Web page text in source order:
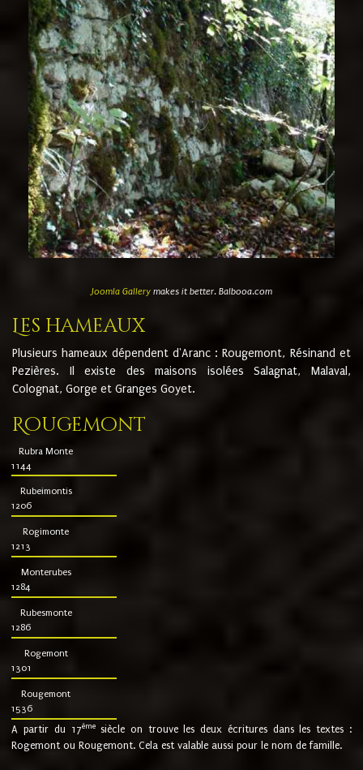
Joomla Gallerymakes it better. Balbooa.com
Les hameaux
Plusieurs hameaux dépendent d'Aranc : Rougemont, Résinand et
Pezières. Il existe des maisons isolées Salagnat, Malaval,
Colognat, Gorge et Granges Goyet.
Rougemont
Rubra Monte
1144
Rubeimontis
1206
Rogimonte
1213
Monterubes
1284
Rubesmonte
1286
Rogemont
1301
Rougemont
1536
A partir du 17ème siècle on trouve les deux écritures dans les textes :
Rogemont ou Rougemont. Cela est valable aussi pour le nom de famille.